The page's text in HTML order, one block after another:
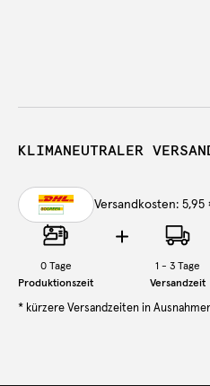
KLIMANEUTRALER
Versandkosten: 5,95
0Tage
Produktionszeit
1 - 3 Tage
Versandzeit
* kürzere Versandzeiten in